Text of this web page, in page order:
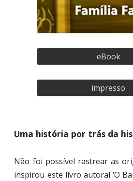
eBook
impresso
Uma história por trás da
Não foi possível rastrear as
inspirou este livro autoral ‘O